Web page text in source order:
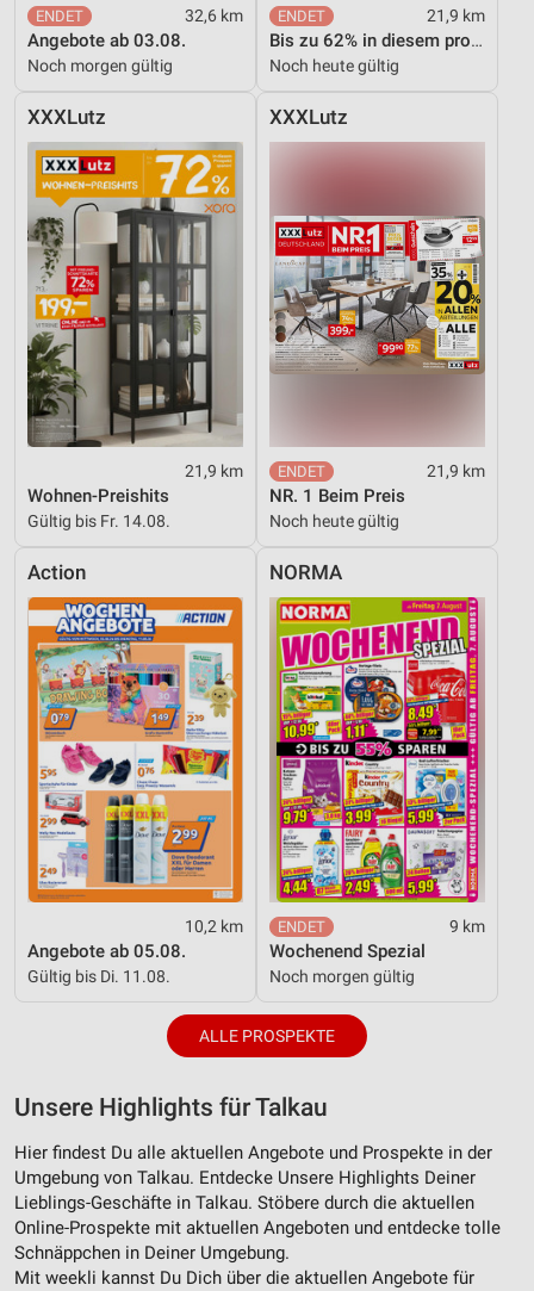
32,6 km
Angebote ab 03.08.
Noch morgen gültig
21,9 km
Bis zu 62% in diesem prospekt
Noch heute gültig
XXXLutz
21,9 km
Wohnen-Preishits
Gültig bis Fr. 14.08.
XXXLutz
21,9 km
NR. 1 Beim Preis
Noch heute gültig
Action
10,2 km
Angebote ab 05.08.
Gültig bis Di. 11.08.
NORMA
9 km
Wochenend Spezial
Noch morgen gültig
ALLE PROSPEKTE
Unsere Highlights für Talkau
Hier findest Du alle aktuellen Angebote und Prospekte in der
Umgebung von Talkau. Entdecke Unsere Highlights Deiner
Lieblings-Geschäfte in Talkau. Stöbere durch die aktuellen
Online-Prospekte mit aktuellen Angeboten und entdecke tolle
Schnäppchen in Deiner Umgebung.
Mit weekli kannst Du Dich über die aktuellen Angebote für